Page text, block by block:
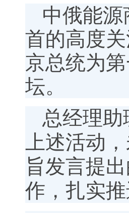
中俄能
首的高度
京总统为
坛。
总经理
上述活动
旨发言提
作，扎实